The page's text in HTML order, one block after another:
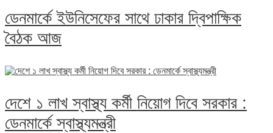
ডেনমার্কে ইউনিসেফের সাথে ঢাকার দ্বিপাক্ষিক
বৈঠক আজ
দেশে ১ লাখ স্বাস্থ্য কর্মী নিয়োগ দিবে সরকার :
ডেনমার্কে স্বাস্থ্যমন্ত্রী